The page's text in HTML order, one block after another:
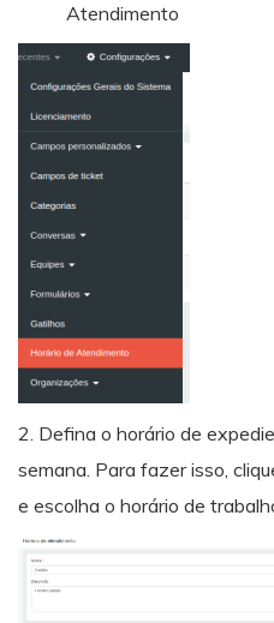
Atendimento
2. Defina o horário de
semana. Para fazer isso,
e escolha o horário de